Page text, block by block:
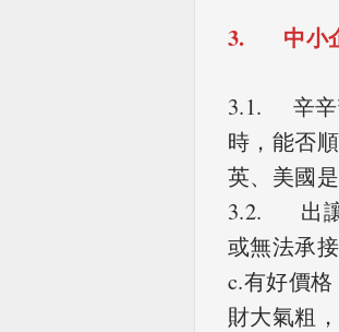
3. 中小企
3.1. 辛辛
時，能否
英、美國
3.2. 出讓
或無法承
c.有好價
財大氣粗